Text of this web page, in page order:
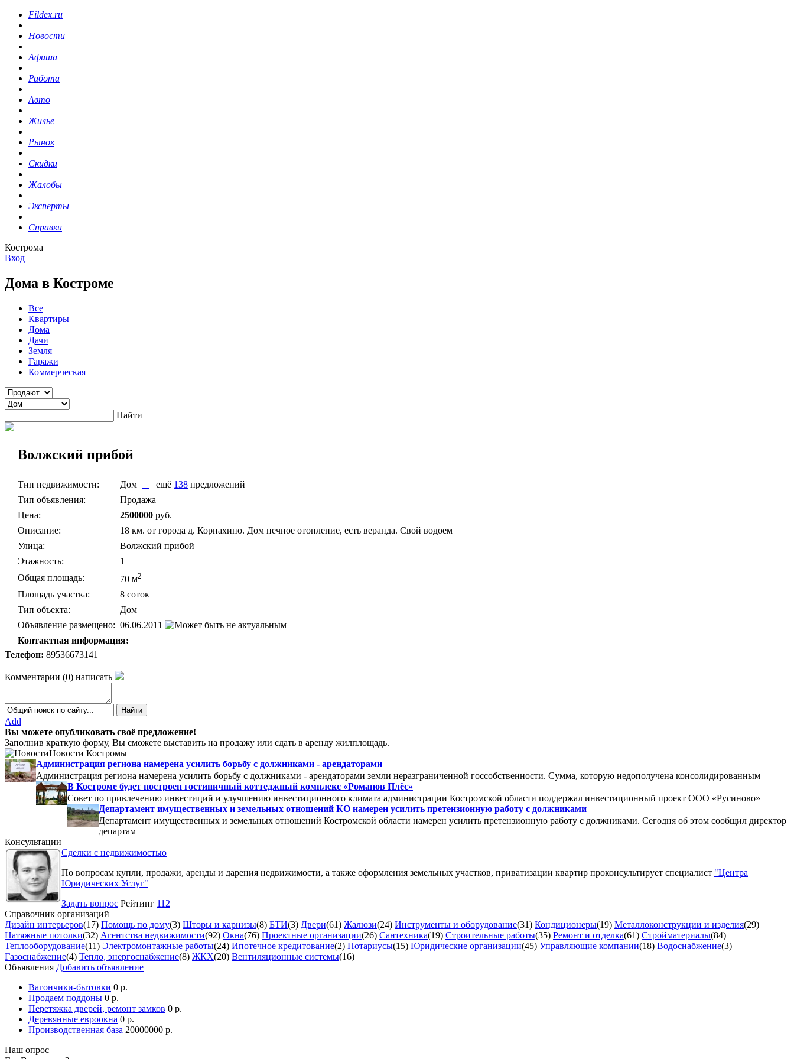
Fildex.ru
Новости
Афиша
Работа
Авто
Жилье
Рынок
Скидки
Жалобы
Эксперты
Справки
Кострома
Вход
Дома в Костроме
Все
Квартиры
Дома
Дачи
Земля
Гаражи
Коммерческая
Найти
Волжский прибой
Тип недвижимости: Дом ещё 138 предложений
Тип объявления:
Продажа
Цена:
2500000 руб.
Описание:
18 км. от города д. Корнахино. Дом печное отопление, есть веранда. Свой водоем
Улица:
Волжский прибой
Этажность:
1
Общая площадь:
70 м2
Площадь участка:
8 соток
Тип объекта:
Дом
Объявление размещено: 06.06.2011
Контактная информация:
Телефон: 89536673141
Комментарии (0) написать
Add
Вы можете опубликовать своё предложение!
Заполнив краткую форму, Вы сможете выставить на продажу или сдать в аренду жилплощадь.
Новости Костромы
Администрация региона намерена усилить борьбу с должниками - арендаторами
Администрация региона намерена усилить борьбу с должниками - арендаторами земли неразграниченной госсобственности. Сумма, которую недополучена консолидированным
В Костроме будет построен гостиничный коттеджный комплекс «Романов Плёс»
Совет по привлечению инвестиций и улучшению инвестиционного климата администрации Костромской области поддержал инвестиционный проект ООО «Русиново»
Департамент имущественных и земельных отношений КО намерен усилить претензионную работу с должниками
Департамент имущественных и земельных отношений Костромской области намерен усилить претензионную работу с должниками. Сегодня об этом сообщил директор
департам
Консультации
Сделки с недвижимостью
По вопросам купли, продажи, аренды и дарения недвижимости, а также оформления земельных участков, приватизации квартир проконсультирует специалист "Центра
Юридических Услуг"
Задать вопрос Рейтинг 112
Справочник организаций
Дизайн интерьеров(17) Помощь по дому(3) Шторы и карнизы(8) БТИ(3) Двери(61) Жалюзи(24) Инструменты и оборудование(31) Кондиционеры(19) Металлоконструкции и изделия(29)
Натяжные потолки(32) Агентства недвижимости(92) Окна(76) Проектные организации(26) Сантехника(19) Строительные работы(35) Ремонт и отделка(61) Стройматериалы(84)
Теплооборудование(11) Электромонтажные работы(24) Ипотечное кредитование(2) Нотариусы(15) Юридические организации(45) Управляющие компании(18) Водоснабжение(3)
Газоснабжение(4) Тепло, энергоснабжение(8) ЖКХ(20) Вентиляционные системы(16)
Объявления Добавить объявление
Вагончики-бытовки 0 р.
Продаем поддоны 0 р.
Перетяжка дверей, ремонт замков 0 р.
Деревянные евроокна 0 р.
Производственная база 20000000 р.
Наш опрос